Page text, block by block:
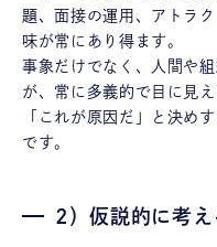
題、面接の運用、アトラ
味が常にあり得ます。
事象だけでなく、人間や
が、常に多義的で目に見え
「これが原因だ」と決め
です。
2）仮説的に考え